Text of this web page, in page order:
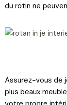
du rotin ne
Assurez-vous de
plus beaux